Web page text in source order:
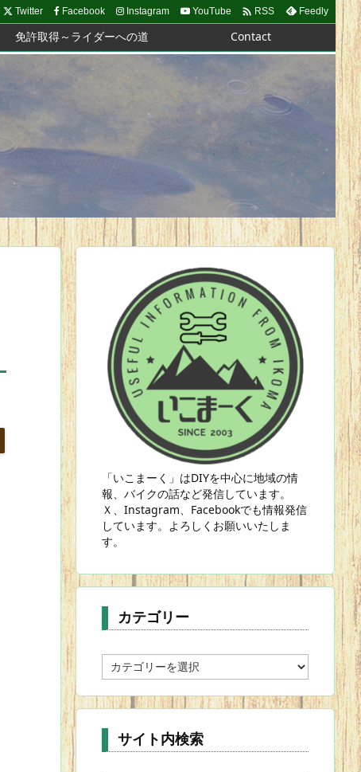
免許取得～ライダーへの道 Contact
Twitter Facebook Instagram YouTube  RSS Feedly
「いこまーく」はDIYを中心に地域の情
報、バイクの話など発信しています。
Ｘ、Instagram、Facebookでも情報発信
しています。よろしくお願いいたしま
す。
カテゴリー
テ
ゴ
リ
ー
サイト内検索